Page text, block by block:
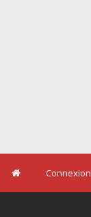
Connexion